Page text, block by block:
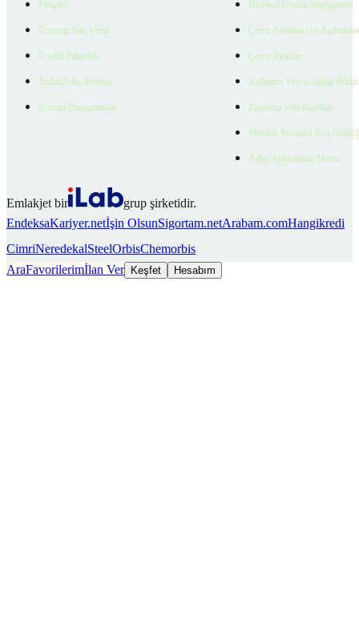
Projeler
Ücretsiz İlan Verin
Üyelik Paketleri
EmlakZeka Asistan
Uzman Danışmanlar
Bireysel Üyelik Sözleşmesi
Çerez Politikası ve
Çerez Ayarları
Kullanıcı Veri Gizliliği
Ziyaretçi Veri Gizliliği
Müşteri Yetkilisi Veri
Aday Aydınlatma Metni
Emlakjet bir
grup şirketidir.
EndeksaKariyer.netİşin OlsunSigortam.netArabam.comHangikredi
CimriNeredekalSteelOrbisChemorbis
AraFavorilerimİlan Ver Keşfet Hesabım